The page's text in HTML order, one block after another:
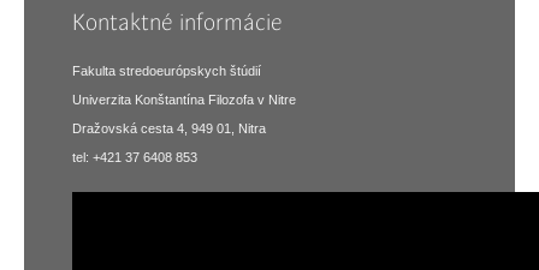
Kontaktné informácie
Fakulta stredoeurópskych štúdií
Univerzita Konštantína Filozofa v Nitre
Dražovská cesta 4, 949 01, Nitra
tel: +421 37 6408 853